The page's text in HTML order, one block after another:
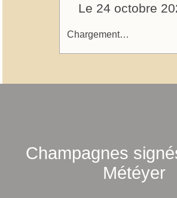
Le 24 octobre
Chargement…
Champagnes
Météyer